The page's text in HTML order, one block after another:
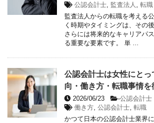
公認会計士 監査法人
転職
監査法人からの転職を考える
く時期やタイミングは、その
さらには将来的なキャリアパ
る重要な要素です。 単 ...
公認会計士は女性にと
向・働き方・転職事情を
2026/06/23 -公認会計士
働き方 公認会計士 転職
かつて日本の公認会計士業界